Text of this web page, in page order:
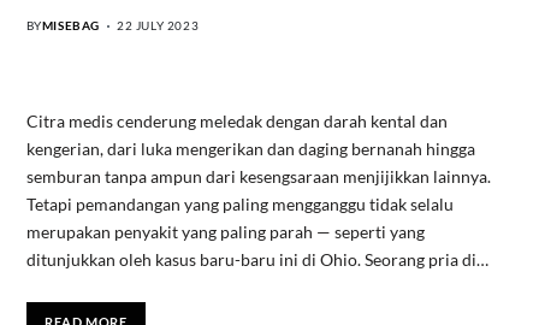
BYMISEBAG 22 JULY 2023
Citra medis cenderung meledak dengan darah kental dan
kengerian, dari luka mengerikan dan daging bernanah hingga
semburan tanpa ampun dari kesengsaraan menjijikkan lainnya.
Tetapi pemandangan yang paling mengganggu tidak selalu
merupakan penyakit yang paling parah — seperti yang
ditunjukkan oleh kasus baru-baru ini di Ohio. Seorang pria di…